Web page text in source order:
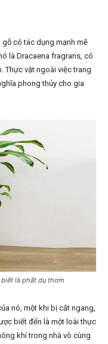
gỗ có tác dụng mạnh mẽ
là Dracaena fragrans, có
Thực vật ngoài việc trang
phong thủy cho gia
là phất dụ thơm
nó, một khi bị cắt ngang,
biết đến là một loài thực
khí trong nhà vô cùng